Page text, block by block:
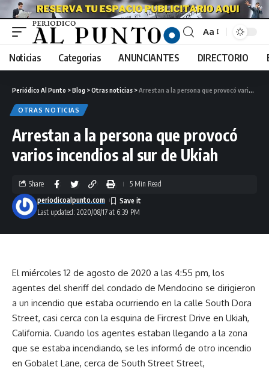
Aa
Noticias Categorias ANUNCIANTES DIRECTORIO
Periódico Al Punto >Blog >Otras noticias >Arrestan a la persona que provocó varios incendios al sur de Ukiah
OTRAS NOTICIAS
Arrestan a la persona que provocó
varios incendios al sur de Ukiah
Last updated: 2020/08/17 at 6:39 PM
periodicoalpunto.com
Share 5 Min Read
El miércoles 12 de agosto de 2020 a las 4:55 pm, los
agentes del sheriff del condado de Mendocino se dirigieron
a un incendio que estaba ocurriendo en la calle South Dora
Street, casi cerca con la esquina de Fircrest Drive en Ukiah,
California. Cuando los agentes estaban llegando a la zona
que se estaba incendiando, se les informó de otro incendio
en Gobalet Lane, cerca de South Street Street,